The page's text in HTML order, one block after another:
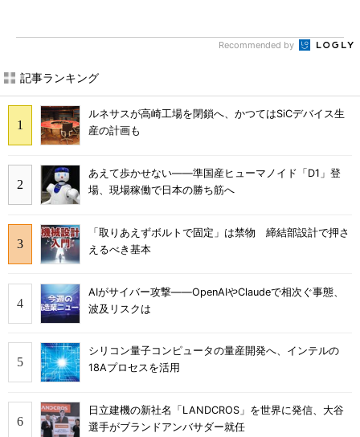
Recommended by
記事ランキング
ルネサスが高崎工場を閉鎖へ、かつてはSiCデバイス生
産の計画も
あえて歩かせない――準国産ヒューマノイド「D1」登
場、現場稼働で日本の勝ち筋へ
「取りあえずボルトで固定」は禁物 締結部設計で押さ
えるべき基本
AIがサイバー攻撃――OpenAIやClaudeで相次ぐ事態、
波及リスクは
シリコン量子コンピュータの量産開発へ、インテルの
18Aプロセスを活用
日立建機の新社名「LANDCROS」を世界に発信、大谷
選手がブランドアンバサダー就任